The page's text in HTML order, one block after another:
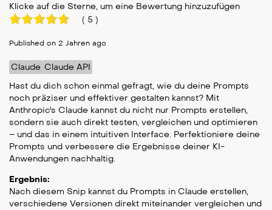
Klicke auf die Sterne, um eine Bewertung hinzuzufügen
( 5 )
Published on 2 Jahren ago
Claude Claude API
Hast du dich schon einmal gefragt, wie du deine Prompts
noch präziser und effektiver gestalten kannst? Mit
Anthropic's Claude kannst du nicht nur Prompts erstellen,
sondern sie auch direkt testen, vergleichen und optimieren
– und das in einem intuitiven Interface. Perfektioniere deine
Prompts und verbessere die Ergebnisse deiner KI-
Anwendungen nachhaltig.
Ergebnis:
Nach diesem Snip kannst du Prompts in Claude erstellen,
verschiedene Versionen direkt miteinander vergleichen und